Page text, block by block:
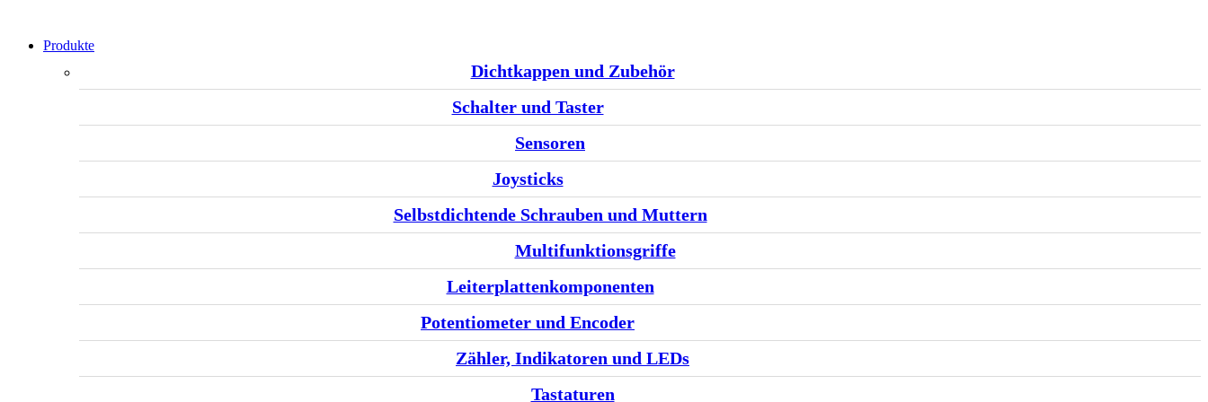
Produkte
Dichtkappen und Zubehör
Schalter und Taster
Sensoren
Joysticks
Selbstdichtende Schrauben und Muttern
Multifunktionsgriffe
Leiterplattenkomponenten
Potentiometer und Encoder
Zähler, Indikatoren und LEDs
Tastaturen